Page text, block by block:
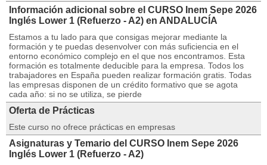
Información adicional sobre el CURSO Inem Sepe 2026
Inglés Lower 1 (Refuerzo - A2) en ANDALUCÍA
Estamos a tu lado para que consigas mejorar mediante la
formación y te puedas desenvolver con más suficiencia en el
entorno económico complejo en el que nos encontramos. Esta
formación es totalmente deducible para la empresa. Todos los
trabajadores en España pueden realizar formación gratis. Todas
las empresas disponen de un crédito formativo que se agota
cada año: si no se utiliza, se pierde
Oferta de Prácticas
Este curso no ofrece prácticas en empresas
Asignaturas y Temario del CURSO Inem Sepe 2026
Inglés Lower 1 (Refuerzo - A2)